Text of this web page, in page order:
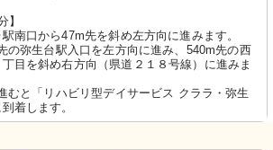
】
南口から47m先を斜め左方向に進みます。
の弥生台駅入口を左方向に進み、540m先の西
目を斜め右方向（県道２１８号線）に進みま
むと「リハビリ型デイサービス クララ・弥生
着します。